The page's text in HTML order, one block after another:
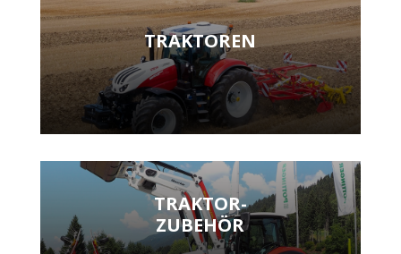
TRAKTOREN
TRAKTOR-
ZUBEHÖR